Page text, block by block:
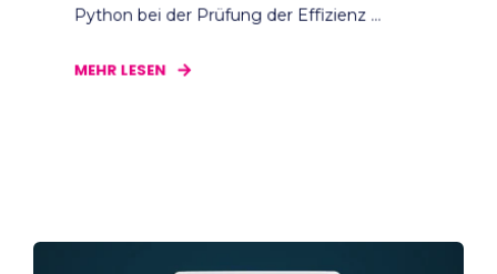
Python bei der Prüfung der Effizienz ...
MEHR LESEN